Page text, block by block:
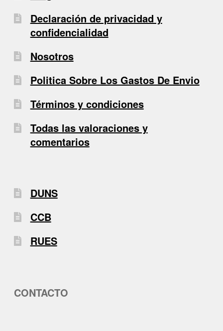
Declaración de privacidad y
confidencialidad
Nosotros
Politica Sobre Los Gastos De Envio
Términos y condiciones
Todas las valoraciones y
comentarios
DUNS
CCB
RUES
CONTACTO